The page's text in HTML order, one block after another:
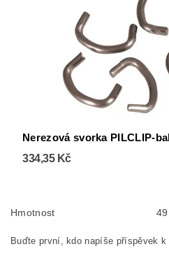
Nerezová svorka PILCLIP-
334,35 Kč
Hmotnost
Buďte první, kdo napíše příspěvek k